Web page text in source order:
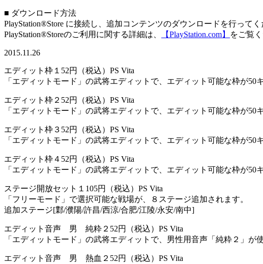
■ ダウンロード方法
PlayStation®Store に接続し、追加コンテンツのダウンロードを行ってく
PlayStation®Storeのご利用に関する詳細は、
【PlayStation.com】 をご覧く
2015.11.26
エディット枠１ 52円（税込） PS Vita
「エディットモード」の武将エディットで、エディット可能な枠が50
エディット枠２ 52円（税込） PS Vita
「エディットモード」の武将エディットで、エディット可能な枠が50
エディット枠３ 52円（税込） PS Vita
「エディットモード」の武将エディットで、エディット可能な枠が50
エディット枠４ 52円（税込） PS Vita
「エディットモード」の武将エディットで、エディット可能な枠が50
ステージ開放セット１ 105円（税込） PS Vita
「フリーモード」で選択可能な戦場が、８ステージ追加されます。
追加ステージ[鄴/濮陽/許昌/西涼/合肥/江陵/永安/南中]
エディット音声 男 純粋２ 52円（税込） PS Vita
「エディットモード」の武将エディットで、男性用音声「純粋２」が
エディット音声 男 熱血２ 52円（税込） PS Vita